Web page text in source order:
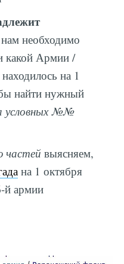
необходимо
какой Армии /
на 1
найти нужный
условных №№
частейвыясняем,
на 1 октября
й армии